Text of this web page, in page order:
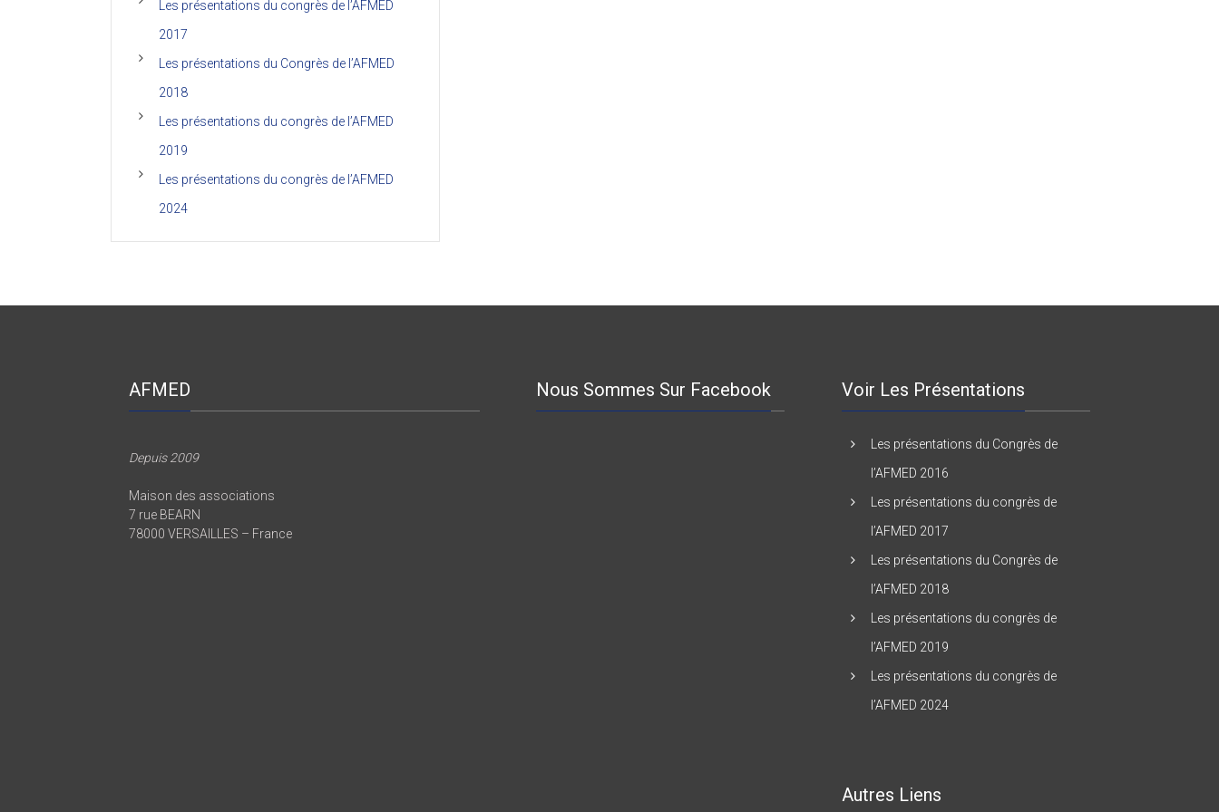
Les présentations du congrès de l’AFMED
2017
Les présentations du Congrès de l’AFMED
2018
Les présentations du congrès de l’AFMED
2019
Les présentations du congrès de l’AFMED
2024
AFMED
Depuis 2009
Maison des associations
7 rue BEARN
78000 VERSAILLES – France
Nous Sommes Sur Facebook Voir Les Présentations
Les présentations du Congrès de
l’AFMED 2016
Les présentations du congrès de
l’AFMED 2017
Les présentations du Congrès de
l’AFMED 2018
Les présentations du congrès de
l’AFMED 2019
Les présentations du congrès de
l’AFMED 2024
Autres Liens